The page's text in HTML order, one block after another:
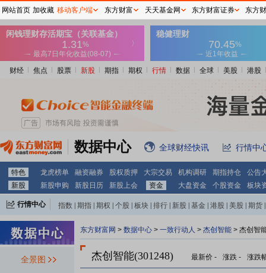
财经 焦点 股票 新股 期指 期权 行情 数据 全球 美股 港股
数据中心 全球财经快讯 行情中
特色 龙虎榜单 融资融券 股权质押 大宗交易 机构调研 期指持仓
公告
新股
新股申购 新股日历 新股上会 资金 大盘资金 个股资金 板块
行情中心 指数 期指 期权 个股 板块 排行 新股 基金 港股 美股 期货
全景图
东方财富网 > 数据中心 > 一致行动人 > 杰创智能 > 杰创智
杰创智能(301248) 最新价 - 涨跌 - 涨跌
网站首页 加收藏 移动客户端 东方财富 天天基金网 东方财富证券 东方